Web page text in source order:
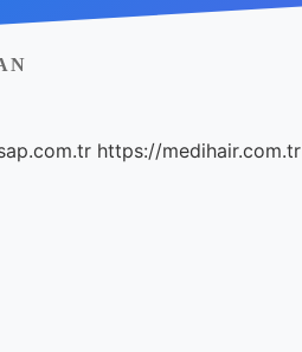
https://medihair.com.tr